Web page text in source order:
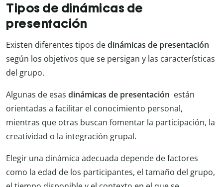
Tipos de dinámicas de
presentación
Existen diferentes tipos dedinámicas de presentación
según los objetivos que se persigan y las características
del grupo.
Algunas de esas dinámicas de presentación están
orientadas a facilitar el conocimiento personal,
mientras que otras buscan fomentar la participación, la
creatividad o la integración grupal.
Elegir una dinámica adecuada depende de factores
como la edad de los participantes, el tamaño del grupo,